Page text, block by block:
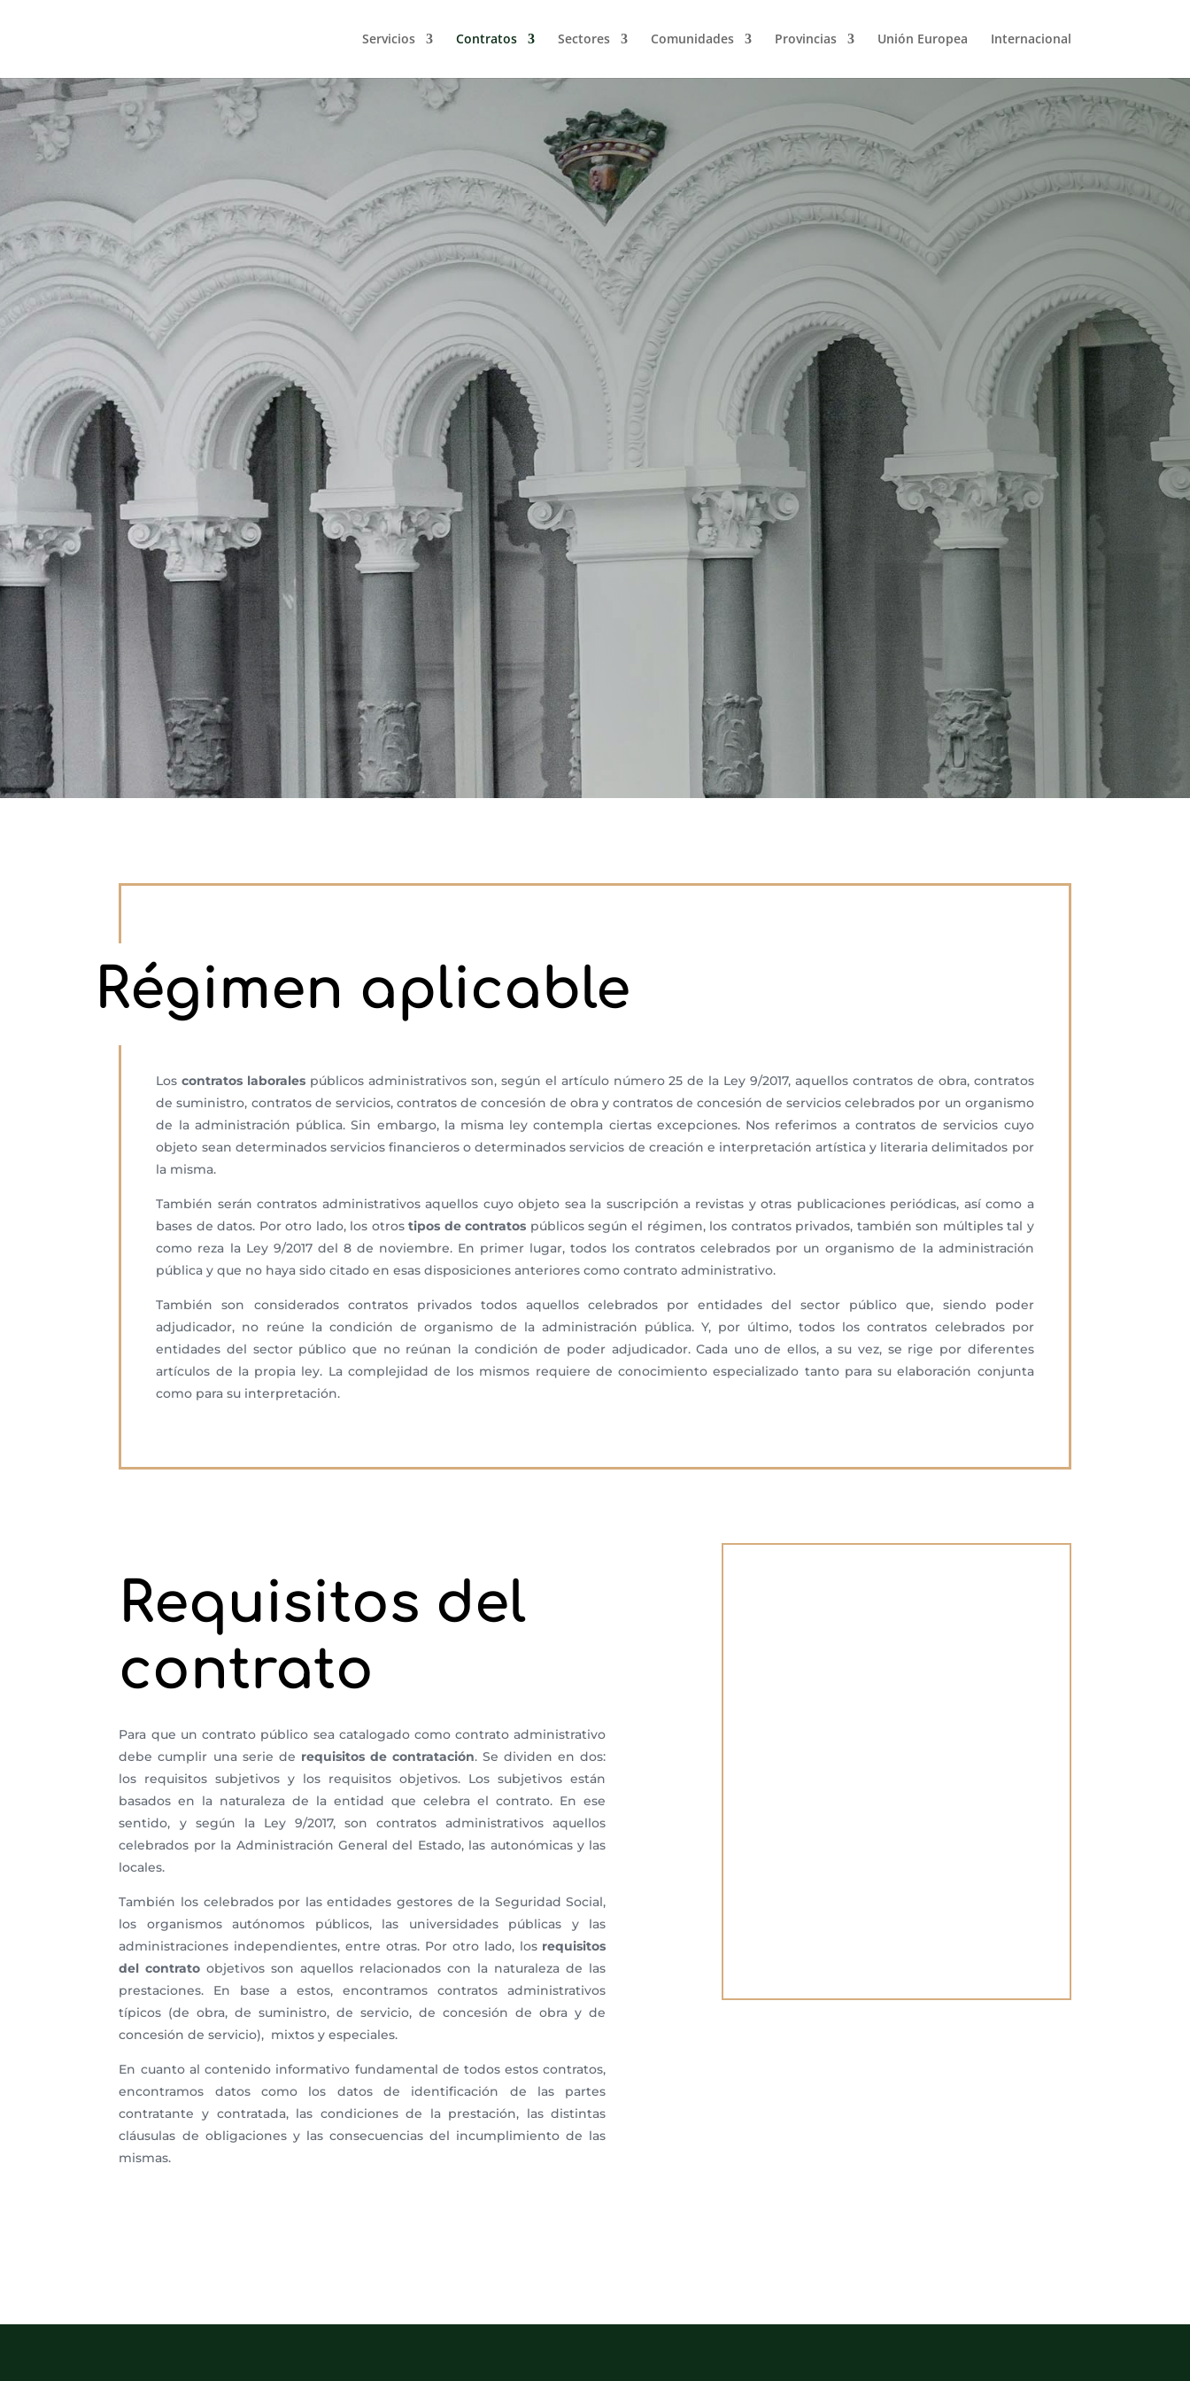
Servicios Contratos Sectores Comunidades Provincias Unión Europea Internacional
Escríbenos para que podamos
encontrar el servicio que mejor se
adapta a tus necesidades:
He leido lapolítica de privacidad y acceso a la
gestión de mis datos por parte de esta web.
Tipos de contratos
según su régimen
aplicable
El ordenamiento jurídico español contempla multitud de contratos laborales
públicos diferentes. Estos pueden dividirse en función de dos parámetros
básicos. En primer lugar, de la finalidad de las prestaciones: contrato de obra,
contrato de suministro, contrato de servicio, contrato de concesión de obra,
contrato de concesión de servicio y contrato mixto. Y, en segundo lugar, del
régimen aplicable
. En este sentido, los contratos del sector público pueden
estar sometidos a un régimen jurídico de derecho administrativo o de derecho
privado.
696 927 747 – 652 474 074
Régimen aplicable
Loscontratos laborales públicos administrativos son, según el artículo número 25 de la Ley 9/2017, aquellos contratos de obra, contratos
de suministro, contratos de servicios, contratos de concesión de obra y contratos de concesión de servicios celebrados por un organismo
de la administración pública. Sin embargo, la misma ley contempla ciertas excepciones. Nos referimos a contratos de servicios cuyo
objeto sean determinados servicios financieros o determinados servicios de creación e interpretación artística y literaria delimitados por
la misma.
También serán contratos administrativos aquellos cuyo objeto sea la suscripción a revistas y otras publicaciones periódicas, así como a
bases de datos. Por otro lado, los otrostipos de contratos públicos según el régimen, los contratos privados, también son múltiples tal y
como reza la Ley 9/2017 del 8 de noviembre. En primer lugar, todos los contratos celebrados por un organismo de la administración
pública y que no haya sido citado en esas disposiciones anteriores como contrato administrativo.
También son considerados contratos privados todos aquellos celebrados por entidades del sector público que, siendo poder
adjudicador, no reúne la condición de organismo de la administración pública. Y, por último, todos los contratos celebrados por
entidades del sector público que no reúnan la condición de poder adjudicador. Cada uno de ellos, a su vez, se rige por diferentes
artículos de la propia ley. La complejidad de los mismos requiere de conocimiento especializado tanto para su elaboración conjunta
como para su interpretación.
Requisitos del
contrato
Para que un contrato público sea catalogado como contrato administrativo
debe cumplir una serie de requisitos de contratación. Se dividen en dos:
los requisitos subjetivos y los requisitos objetivos. Los subjetivos están
basados en la naturaleza de la entidad que celebra el contrato. En ese
sentido, y según la Ley 9/2017, son contratos administrativos aquellos
celebrados por la Administración General del Estado, las autonómicas y las
locales.
También los celebrados por las entidades gestores de la Seguridad Social,
los organismos autónomos públicos, las universidades públicas y las
administraciones independientes, entre otras. Por otro lado, los requisitos
del contratoobjetivos son aquellos relacionados con la naturaleza de las
prestaciones. En base a estos, encontramos contratos administrativos
típicos (de obra, de suministro, de servicio, de concesión de obra y de
concesión de servicio), mixtos y especiales.
En cuanto al contenido informativo fundamental de todos estos contratos,
encontramos datos como los datos de identificación de las partes
contratante y contratada, las condiciones de la prestación, las distintas
cláusulas de obligaciones y las consecuencias del incumplimiento de las
mismas.